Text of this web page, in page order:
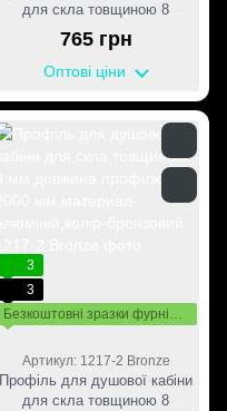
для скла товщиною 8
мм,довжина профілю 3000
мм,материал-алюміній,колір-
золотий
765 грн
Оптові ціни
3
3
Безкоштовні зразки фурнітури
Артикул: 1217-2 Bronze
Профіль для душової кабіни
для скла товщиною 8